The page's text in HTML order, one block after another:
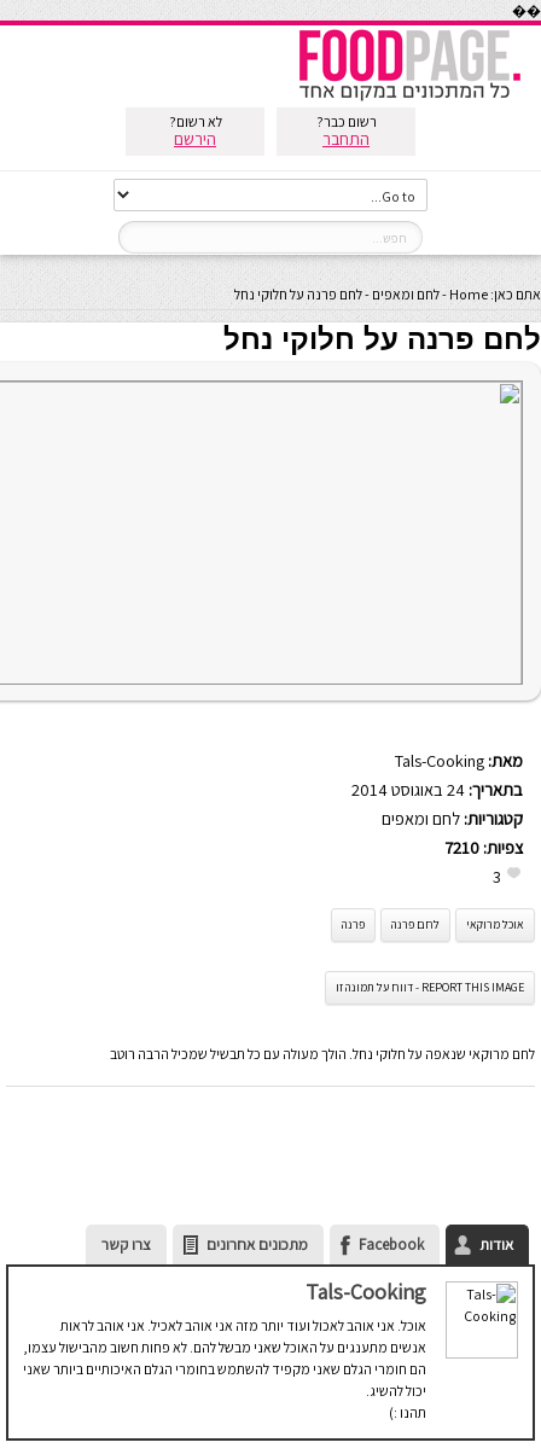
��
רשום כבר?
התחבר
לא רשום?
הירשם
אתם כאן: Home
-לחם ומאפים -לחם פרנה על חלוקי נחל
לחם פרנה על חלוקי נחל
מאת: Tals-Cooking
בתאריך:
קטגוריות: לחם ומאפים
צפיות: 7210
3
אוכל מרוקאי לחם פרנה פרנה
REPORT THIS IMAGE - דווח על תמונה זו
לחם מרוקאי שנאפה על חלוקי נחל. הולך מעולה עם כל תבשיל שמכיל הרבה רוטב
אודות Facebook מתכונים אחרונים צרו קשר
Tals-Cooking
אוכל. אני אוהב לאכול ועוד יותר מזה אני אוהב לאכיל. אני אוהב לראות
אנשים מתענגים על האוכל שאני מבשל להם. לא פחות חשוב מהבישול עצמו,
הם חומרי הגלם שאני מקפיד להשתמש בחומרי הגלם האיכותיים ביותר שאני
יכול להשיג.
תהנו :)